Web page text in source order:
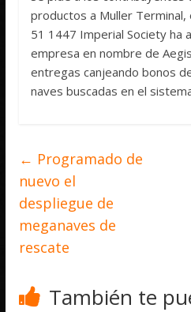
productos a Muller Terminal,
51 1447 Imperial Society ha
empresa en nombre de
entregas canjeando bonos
naves buscadas en el
← Programado de
nuevo el
despliegue de
meganaves de
rescate
También te